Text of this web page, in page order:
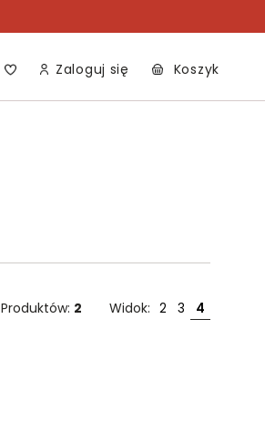
Zaloguj się Koszyk
Produktów: 2 Widok: 2 3 4